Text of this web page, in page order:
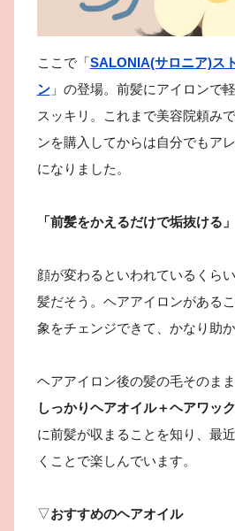
ここで「SALONIA(サロニア)ス
ン」の登場。前髪にアイロンで
スッキリ。これまで美容院頼み
ンを購入してからは自分でもア
になりました。
「前髪をかえるだけで垢抜ける」
顔が変わるといわれているくら
髪だそう。ヘアアイロンがある
象をチェンジできて、かなり助か
ヘアアイロン後の髪の毛そのま
しっかりヘアオイル＋ヘアワッ
に前髪が収まることを知り、最
くことで楽しんでいます。
▽おすすめのヘアオイル